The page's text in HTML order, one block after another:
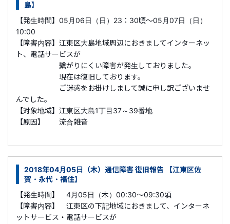
島】
【発生時間】05月06日（日）23：30頃～05月07日（日）
10:00
【障害内容】江東区大島地域周辺におきましてインターネッ
ト、電話サービスが
繋がりにくい障害が発生しておりました。
現在は復旧しております。
ご迷惑をお掛けしまして誠に申し訳ございませ
んでした。
【対象地域】江東区大島1丁目37～39番地
【原因】 流合雑音
2018年04月05日（木）通信障害 復旧報告 【江東区佐
賀・永代・福住】
【発生時間】 4月05日（木）00:30～09:30頃
【障害内容】 江東区の下記地域におきまして、インターネ
ットサービス・電話サービスが